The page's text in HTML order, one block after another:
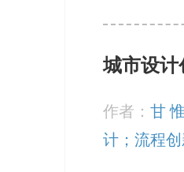
城市设
作者：甘
计；流程